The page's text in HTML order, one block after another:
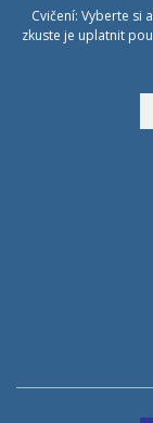
Cvičení: Vyberte si
zkuste je uplatnit